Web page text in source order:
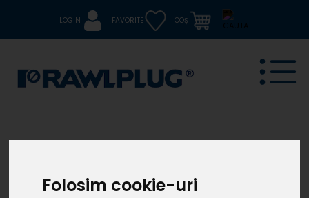
Folosim cookie-uri
LOGIN FAVORITE COȘ
Diblu plastic pentru fixări ușoare în termosistem